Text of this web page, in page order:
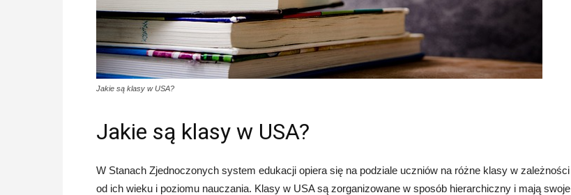
Jakie są klasy w USA?
Jakie są klasy w USA?
W Stanach Zjednoczonych system edukacji opiera się na podziale uczniów na różne klasy w zależności
od ich wieku i poziomu nauczania. Klasy w USA są zorganizowane w sposób hierarchiczny i mają swoje